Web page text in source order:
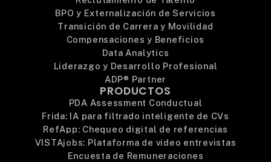
BPO y Externalización de Servicios
Transición de Carrera y Movilidad
Compensaciones y Beneficios
Data Analytics
Liderazgo y Desarrollo Profesional
ADP® Partner
PRODUCTOS
PDA Assessment Conductual
Frida: IA para filtrado inteligente de CVs
RefApp: Chequeo digital de referencias
VISTAjobs: Plataforma de video entrevistas
Encuesta de Remuneraciones